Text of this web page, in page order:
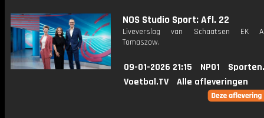
NOS Studio Sport: Afl. 22
Liveverslag van Schaatsen EK
Tomaszow.
09-01-2026 21:15 NPO1
Voetbal.TV
Alle afleveringen